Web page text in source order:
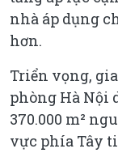
nhà áp dụng
hơn.
Triển vọng,
phòng Hà Nội
370.000 m²
vực phía Tây